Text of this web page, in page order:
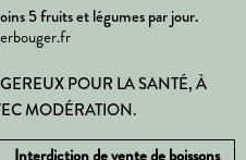
5 fruits et légumes par jour.
POUR LA SANTÉ, À
MODÉRATION.
Interdiction de vente de boissons